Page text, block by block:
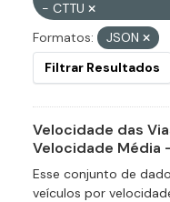
- CTTU
Formatos:
JSON
Filtrar Resultados
Velocidade das
Velocidade Média
Esse conjunto de
veículos por